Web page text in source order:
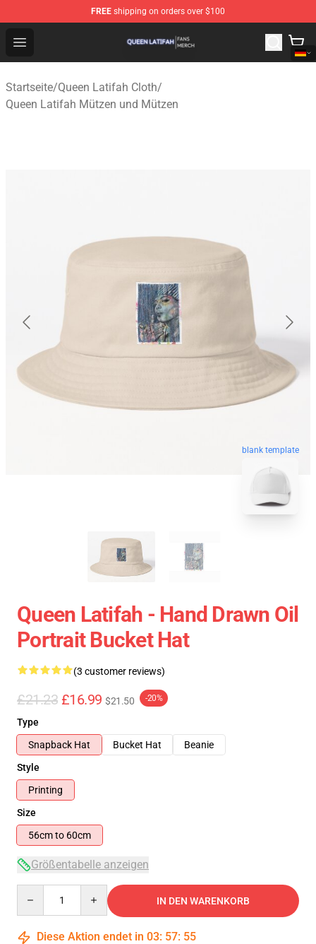
FREE shipping on orders over $100
Open menu
Queen Latifah Shop - Official Queen Latifah
Startseite/Queen Latifah Cloth/
Queen Latifah Mützen und Mützen
blank template
Queen Latifah - Hand Drawn Oil
Portrait Bucket Hat
(3 customer reviews)
£21.23 £16.99 $21.50 -20%
Type
Snapback Hat
Bucket Hat
Beanie
Style
Printing
Size
56cm to 60cm
Größentabelle anzeigen
IN DEN WARENKORB
Diese Aktion endet in 03: 57: 54